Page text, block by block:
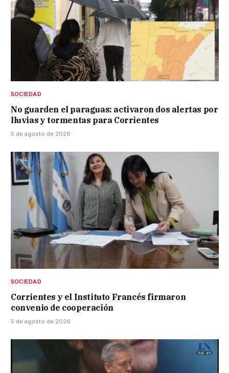
SOCIEDAD
No guarden el paraguas: activaron dos alertas por
lluvias y tormentas para Corrientes
5 de agosto de 2026
SOCIEDAD
Corrientes y el Instituto Francés firmaron
convenio de cooperación
5 de agosto de 2026